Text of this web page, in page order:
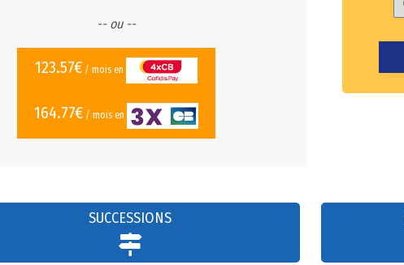
-- ou --
123.57€/ mois en
164.77€/ mois en
SUCCESSIONS